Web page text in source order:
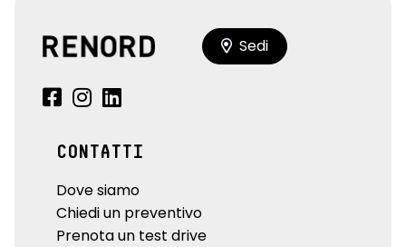
Sedi
CONTATTI
Dove siamo
Chiedi un preventivo
Prenota un test drive